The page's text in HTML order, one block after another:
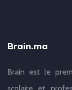
Brain.ma
Brain est le